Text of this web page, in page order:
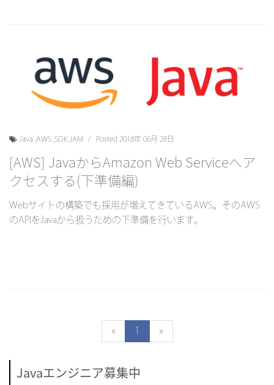
Java ,AWS,SDK,IAM Posted 2018年 06月 28日
[AWS] JavaからAmazon Web Serviceへア
クセスする(下準備編)
Webサイトの構築でも採用が増えてきているAWS。そのAWS
のAPIをJavaから扱うための下準備を行います。
« 1 »
Javaエンジニア募集中